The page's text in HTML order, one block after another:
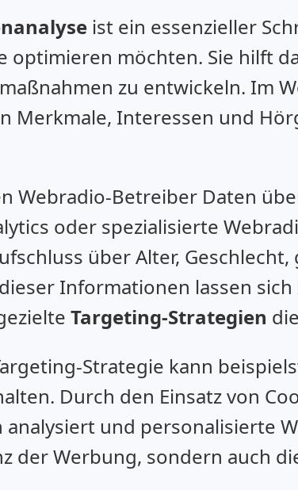
ist ein essenzieller
optimieren möchten. Sie hilft
zu entwickeln. Im
Merkmale, Interessen und
Webradio-Betreiber Daten
oder spezialisierte
über Alter,
Informationen lassen
Targeting-Strategien
Strategie kann
Durch den Einsatz von
und personalisierte
der Werbung, sondern auch